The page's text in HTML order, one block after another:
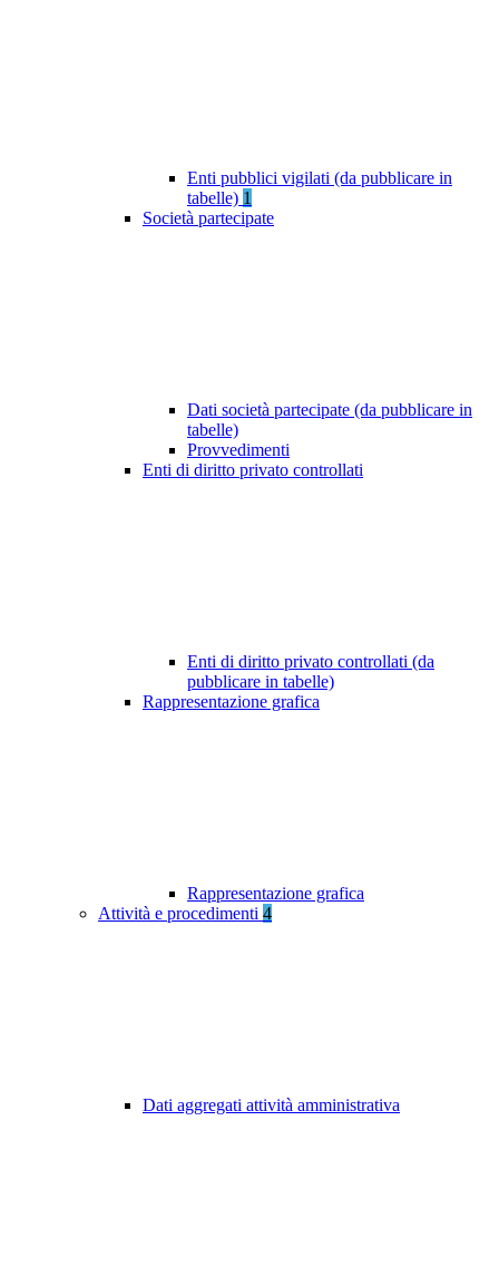
Enti pubblici vigilati (da pubblicare in
tabelle) 1
Società partecipate
Dati società partecipate (da pubblicare in
tabelle)
Provvedimenti
Enti di diritto privato controllati
Enti di diritto privato controllati (da
pubblicare in tabelle)
Rappresentazione grafica
Rappresentazione grafica
Attività e procedimenti 4
Dati aggregati attività amministrativa